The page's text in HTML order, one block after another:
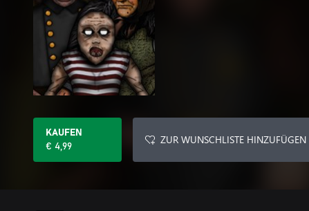
KAUFEN
€ 4,99
ZUR WUNSCHLISTE HINZUFÜGEN